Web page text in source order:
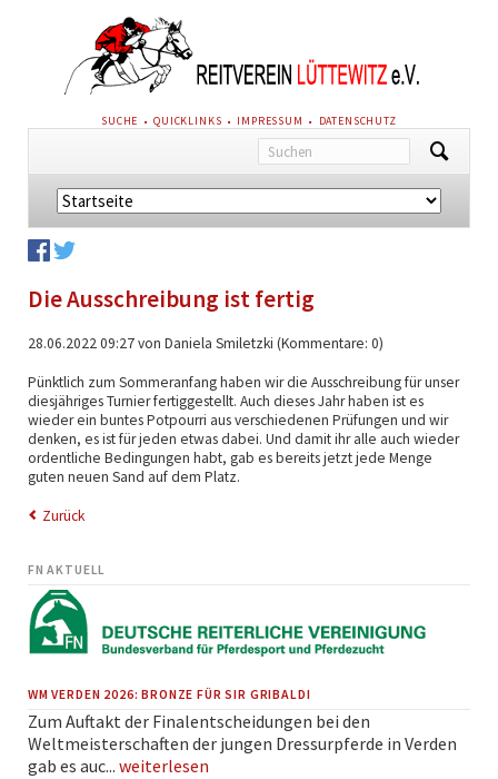
NAVIGATION
ÜBERSPRINGEN
SUCHE QUICKLINKS IMPRESSUM DATENSCHUTZ
Navigation
überspringen
Die Ausschreibung ist fertig
28.06.2022 09:27von Daniela Smiletzki (Kommentare: 0)
Pünktlich zum Sommeranfang haben wir die Ausschreibung für unser
diesjähriges Turnier fertiggestellt. Auch dieses Jahr haben ist es
wieder ein buntes Potpourri aus verschiedenen Prüfungen und wir
denken, es ist für jeden etwas dabei. Und damit ihr alle auch wieder
ordentliche Bedingungen habt, gab es bereits jetzt jede Menge
guten neuen Sand auf dem Platz.
Zurück
FN AKTUELL
WM VERDEN 2026: BRONZE FÜR SIR GRIBALDI
Zum Auftakt der Finalentscheidungen bei den
Weltmeisterschaften der jungen Dressurpferde in Verden
gab es auc... weiterlesen